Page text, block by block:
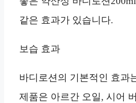
같은 효과가 있습니다.
보습 효과
바디로션의 기본적인 효과
제품은 아르간 오일, 시어